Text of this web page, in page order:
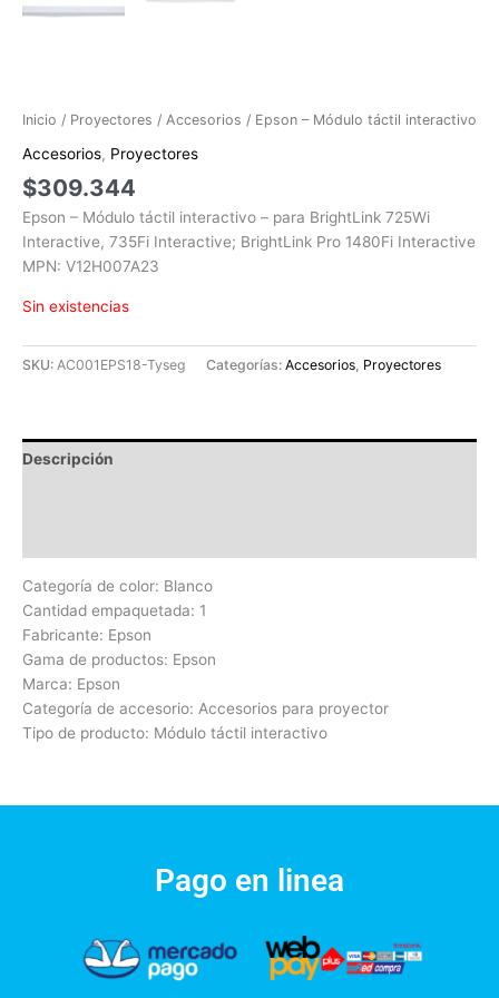
Inicio / Proyectores / Accesorios / Epson – Módulo táctil interactivo
Accesorios, Proyectores
$309.344
Epson – Módulo táctil interactivo – para BrightLink 725Wi
Interactive, 735Fi Interactive; BrightLink Pro 1480Fi Interactive
MPN: V12H007A23
Sin existencias
SKU: AC001EPS18-Tyseg Categorías: Accesorios, Proyectores
Descripción
Categoría de color: Blanco
Cantidad empaquetada: 1
Fabricante: Epson
Gama de productos: Epson
Marca: Epson
Categoría de accesorio: Accesorios para proyector
Tipo de producto: Módulo táctil interactivo
Pago en linea